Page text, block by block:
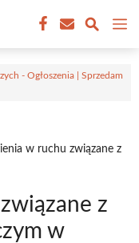
- Ogłoszenia | Sprzedam
w ruchu związane z
z
w